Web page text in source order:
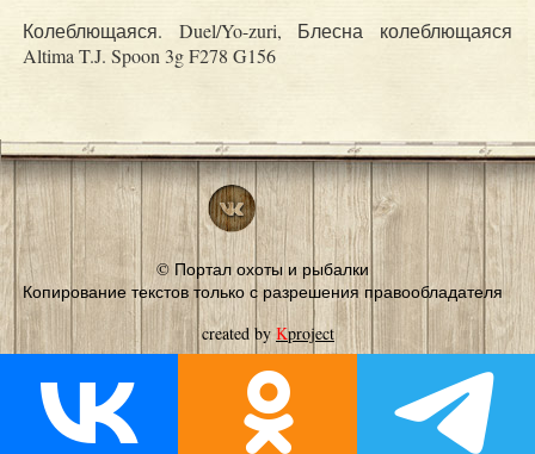
Колеблющаяся. Duel/Yo-zuri, Блесна колеблющаяся
Altima T.J. Spoon 3g F278 G156
© Портал охоты и рыбалки
Копирование текстов только с разрешения правообладателя
created by Kproject